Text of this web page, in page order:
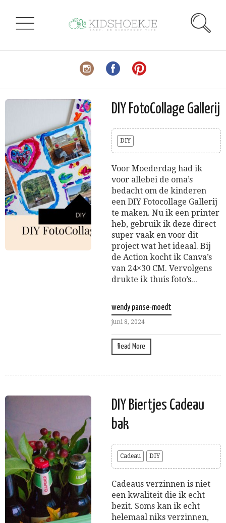
DIY FotoCollage Gallerij
DIY
Voor Moederdag had ik
voor allebei de oma’s
bedacht om de kinderen
een DIY Fotocollage Gallerij
te maken. Nu ik een printer
heb, gebruik ik deze direct
super vaak en voor dit
project wat het ideaal. Bij
de Action kocht ik Canva’s
van 24×30 CM. Vervolgens
drukte ik thuis foto’s...
wendy panse-moedt
juni 8, 2024
Read More
DIY Biertjes Cadeau
bak
Cadeau DIY
Cadeaus verzinnen is niet
een kwaliteit die ik echt
bezit. Soms kan ik echt
helemaal niks verzinnen,